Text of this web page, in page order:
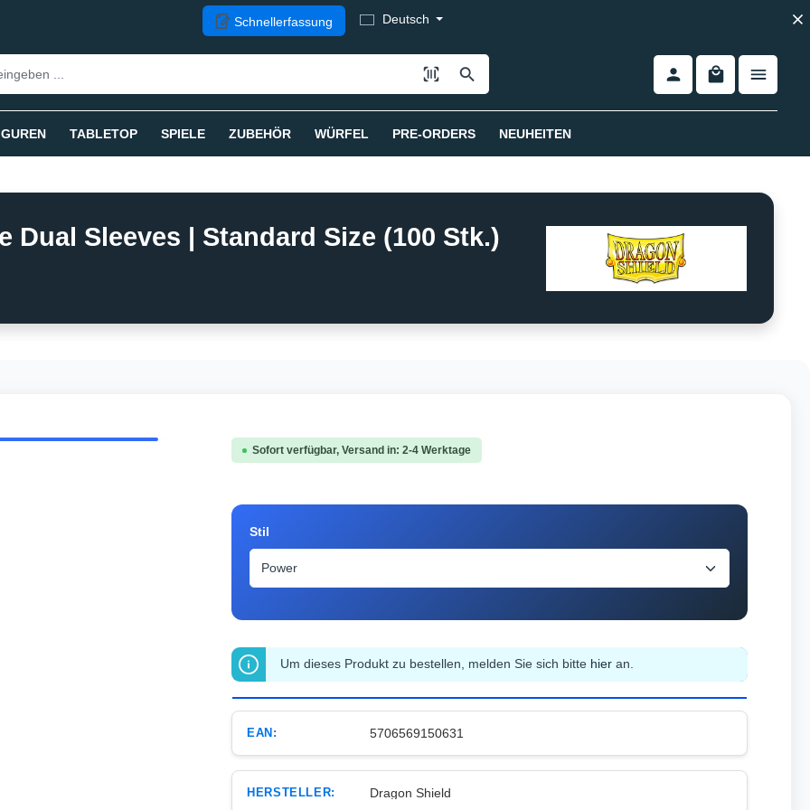
Schnellerfassung Deutsch
TABLETOP SPIELE ZUBEHÖR WÜRFEL PRE-ORDERS NEUHEITEN
Dual Sleeves | Standard Size (100 Stk.)
Sofort verfügbar, Versand in: 2-4 Werktage
Stil
Um dieses Produkt zu bestellen, melden Sie sich bitte hier an.
EAN: 5706569150631
HERSTELLER: Dragon Shield